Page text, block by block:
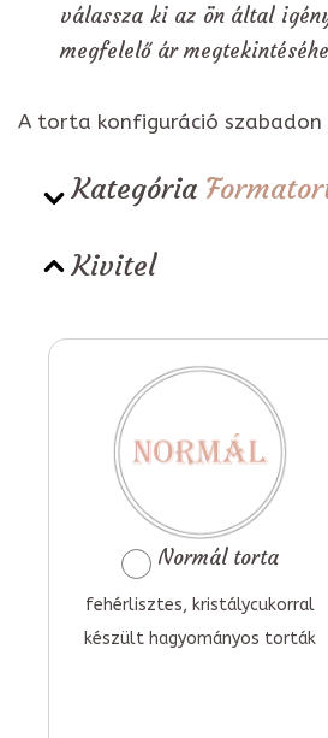
válassza ki az ön által
megfelelő ár
A torta konfiguráció
Kategória
Kivitel
Normál torta
fehérlisztes, kristálycukorral
készült hagyományos torták